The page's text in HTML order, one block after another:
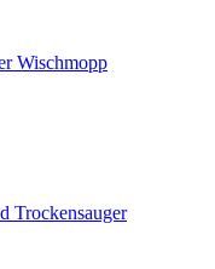
Wischmopp
Trockensauger